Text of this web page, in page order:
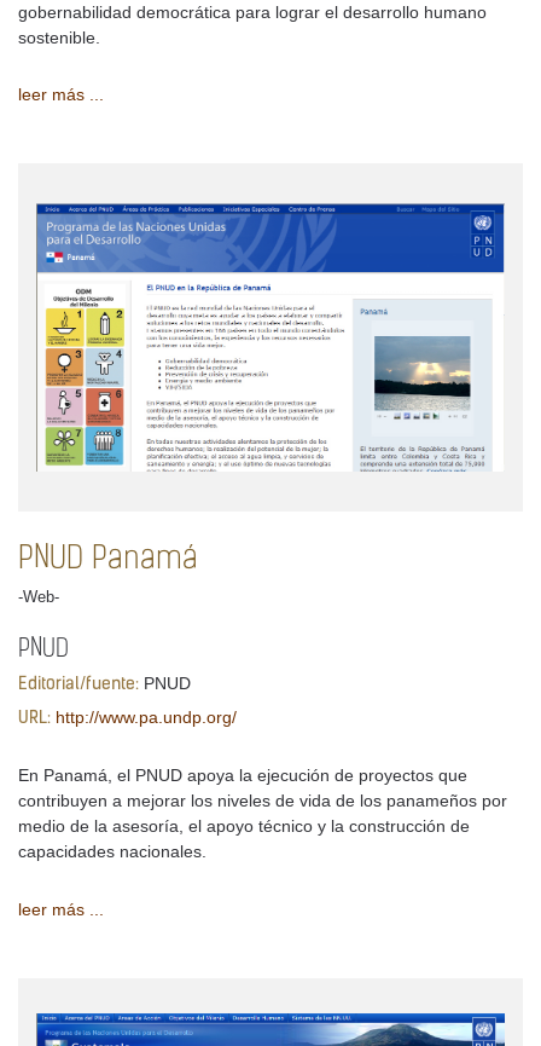
gobernabilidad democrática para lograr el desarrollo humano
sostenible.
leer más ...
PNUD Panamá
-Web-
PNUD
Editorial/fuente: PNUD
URL: http://www.pa.undp.org/
En Panamá, el PNUD apoya la ejecución de proyectos que
contribuyen a mejorar los niveles de vida de los panameños por
medio de la asesoría, el apoyo técnico y la construcción de
capacidades nacionales.
leer más ...